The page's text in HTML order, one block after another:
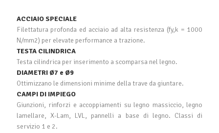
ACCIAIO SPECIALE
Filettatura profonda ed acciaio ad alta resistenza (fy,k = 1000
N/mm2) per elevate performance a trazione.
TESTA CILINDRICA
Testa cilindrica per inserimento a scomparsa nel legno.
DIAMETRI Ø7 e Ø9
Ottimizzano le dimensioni minime della trave da giuntare.
CAMPI DI IMPIEGO
Giunzioni, rinforzi e accoppiamenti su legno massiccio, legno
lamellare, X-Lam, LVL, pannelli a base di legno. Classi di
servizio 1 e 2.